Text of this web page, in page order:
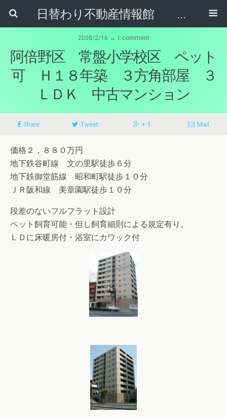
日替わり不動産情報館 リア･ライブログ
2008/2/16 ↔ 1 comment
阿倍野区 常盤小学校区 ペット
可 Ｈ１８年築 ３方角部屋 ３
ＬＤＫ 中古マンション
Share Tweet + 1 Mail
価格２，８８０万円
地下鉄谷町線 文の里駅徒歩６分
地下鉄御堂筋線 昭和町駅徒歩１０分
ＪＲ阪和線 美章園駅徒歩１０分
段差のないフルフラット設計
ペット飼育可能・但し飼育細則による規定有り。
ＬＤに床暖房付・浴室にカワック付